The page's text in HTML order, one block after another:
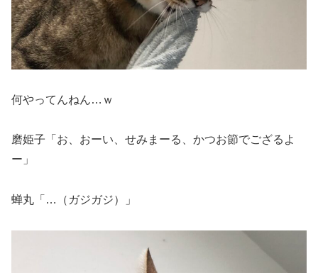
何やってんねん…ｗ
磨姫子「お、おーい、せみまーる、かつお節でござるよ
ー」
蝉丸「…（ガジガジ）」